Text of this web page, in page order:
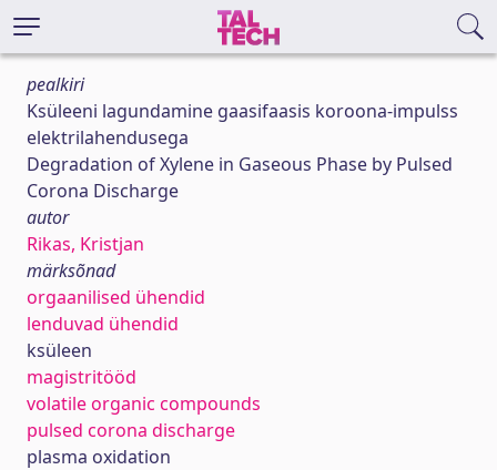
pealkiri
Ksüleeni lagundamine gaasifaasis koroona-impulss
elektrilahendusega
Degradation of Xylene in Gaseous Phase by Pulsed
Corona Discharge
autor
Rikas, Kristjan
märksõnad
orgaanilised ühendid
lenduvad ühendid
ksüleen
magistritööd
volatile organic compounds
pulsed corona discharge
plasma oxidation